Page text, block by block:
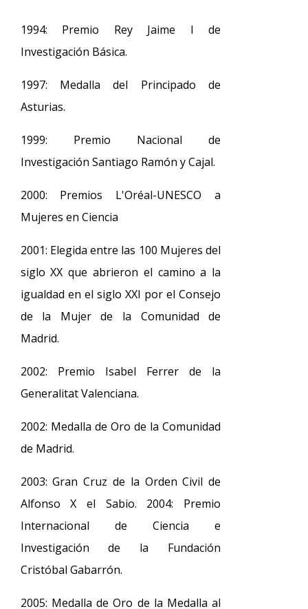
1994: Premio Rey Jaime I de
Investigación Básica.
1997: Medalla del Principado de
Asturias.
1999: Premio Nacional de
Investigación Santiago Ramón y Cajal.
2000: Premios L'Oréal-UNESCO a
Mujeres en Ciencia
2001: Elegida entre las 100 Mujeres del
siglo XX que abrieron el camino a la
igualdad en el siglo XXI por el Consejo
de la Mujer de la Comunidad de
Madrid.
2002: Premio Isabel Ferrer de la
Generalitat Valenciana.
2002: Medalla de Oro de la Comunidad
de Madrid.
2003: Gran Cruz de la Orden Civil de
Alfonso X el Sabio. 2004: Premio
Internacional de Ciencia e
Investigación de la Fundación
Cristóbal Gabarrón.
2005: Medalla de Oro de la Medalla al